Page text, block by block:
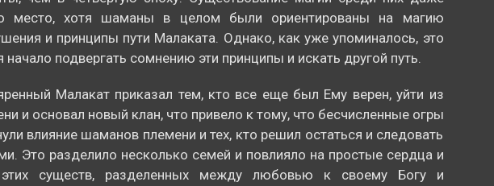
место, хотя шаманы в целом были ориентированы на магию
и принципы пути Малаката. Однако, как уже упоминалось, это
начало подвергать сомнению эти принципы и искать другой путь.
Малакат приказал тем, кто все еще был Ему верен, уйти из
и основал новый клан, что привело к тому, что бесчисленные огры
влияние шаманов племени и тех, кто решил остаться и следовать
Это разделило несколько семей и повлияло на простые сердца и
существ, разделенных между любовью к своему Богу и